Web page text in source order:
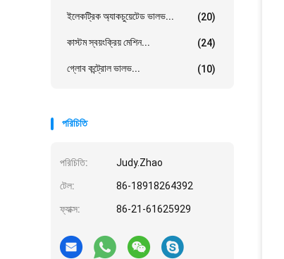
ইলেকট্রিক অ্যাকচুয়েটেড ভালভ... (20)
কাস্টম স্বয়ংক্রিয় মেশিন... (24)
গ্লোব কন্ট্রোল ভালভ... (10)
পরিচিতি
পরিচিতি: Judy.Zhao
টেল: 86-18918264392
ফ্যাক্স: 86-21-61625929